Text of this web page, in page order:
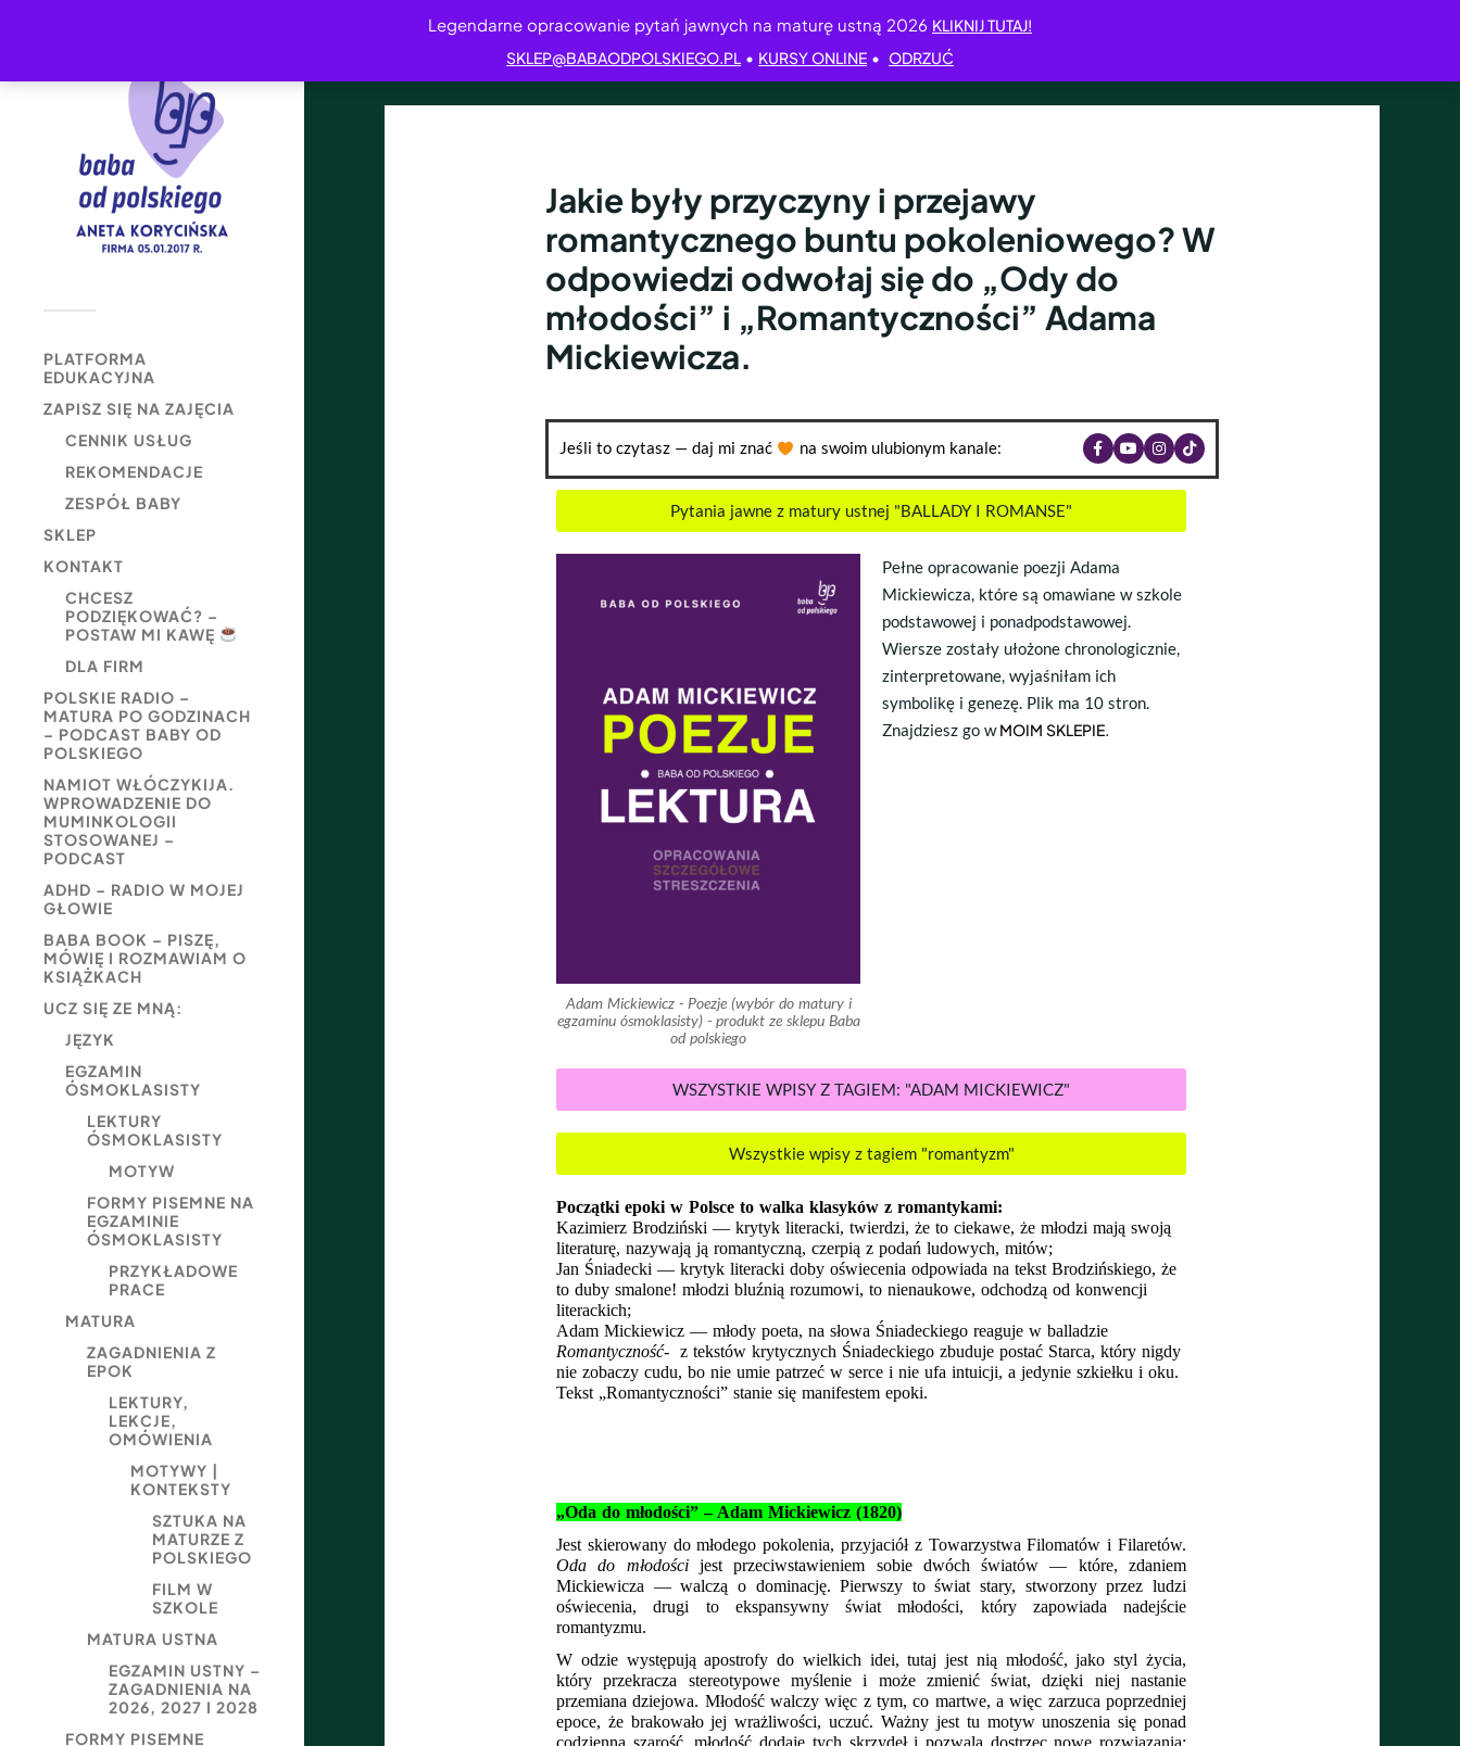
Legendarne opracowanie pytań jawnych na maturę ustną 2026 KLIKNIJ TUTAJ!
SKLEP@BABAODPOLSKIEGO.PL • KURSY ONLINE • ODRZUĆ
PLATFORMA
EDUKACYJNA
ZAPISZ SIĘ NA ZAJĘCIA
CENNIK USŁUG
REKOMENDACJE
ZESPÓŁ BABY
SKLEP
KONTAKT
CHCESZ
PODZIĘKOWAĆ? –
POSTAW MI KAWĘ
DLA FIRM
POLSKIE RADIO –
MATURA PO GODZINACH
– PODCAST BABY OD
POLSKIEGO
NAMIOT WŁÓCZYKIJA.
WPROWADZENIE DO
MUMINKOLOGII
STOSOWANEJ –
PODCAST
ADHD – RADIO W MOJEJ
GŁOWIE
BABA BOOK – PISZĘ,
MÓWIĘ I ROZMAWIAM O
KSIĄŻKACH
UCZ SIĘ ZE MNĄ:
JĘZYK
EGZAMIN
ÓSMOKLASISTY
LEKTURY
ÓSMOKLASISTY
MOTYW
FORMY PISEMNE NA
EGZAMINIE
ÓSMOKLASISTY
PRZYKŁADOWE
PRACE
MATURA
ZAGADNIENIA Z
EPOK
LEKTURY,
LEKCJE,
OMÓWIENIA
MOTYWY |
KONTEKSTY
SZTUKA NA
MATURZE Z
POLSKIEGO
FILM W
SZKOLE
MATURA USTNA
EGZAMIN USTNY –
ZAGADNIENIA NA
2026, 2027 I 2028
FORMY PISEMNE
Jakie były przyczyny i przejawy
romantycznego buntu pokoleniowego? W
odpowiedzi odwołaj się do „Ody do
młodości” i „Romantyczności” Adama
Mickiewicza.
Jeśli to czytasz — daj mi znać na swoim ulubionym kanale:
Pytania jawne z matury ustnej "BALLADY I ROMANSE"
Adam Mickiewicz - Poezje (wybór do matury i
egzaminu ósmoklasisty) - produkt ze sklepu Baba
od polskiego
Pełne opracowanie poezji Adama
Mickiewicza, które są omawiane w szkole
podstawowej i ponadpodstawowej.
Wiersze zostały ułożone chronologicznie,
zinterpretowane, wyjaśniłam ich
symbolikę i genezę. Plik ma 10 stron.
Znajdziesz go w MOIM SKLEPIE.
WSZYSTKIE WPISY Z TAGIEM: "ADAM MICKIEWICZ"
Wszystkie wpisy z tagiem "romantyzm"
Początki epoki w Polsce to walka klasyków z romantykami:
Kazimierz Brodziński — krytyk literacki, twierdzi, że to ciekawe, że młodzi mają swoją
literaturę, nazywają ją romantyczną, czerpią z podań ludowych, mitów;
Jan Śniadecki — krytyk literacki doby oświecenia odpowiada na tekst Brodzińskiego, że
to duby smalone! młodzi bluźnią rozumowi, to nienaukowe, odchodzą od konwencji
literackich;
Romantyczność- z tekstów krytycznych Śniadeckiego zbuduje postać Starca, który nigdy
nie zobaczy cudu, bo nie umie patrzeć w serce i nie ufa intuicji, a jedynie szkiełku i oku.
Tekst „Romantyczności” stanie się manifestem epoki.
„Oda do młodości” – Adam Mickiewicz (1820)
Oda do młodości jest przeciwstawieniem sobie dwóch światów — które, zdaniem
Mickiewicza — walczą o dominację. Pierwszy to świat stary, stworzony przez ludzi
oświecenia, drugi to ekspansywny świat młodości, który zapowiada nadejście
romantyzmu.
W odzie występują apostrofy do wielkich idei, tutaj jest nią młodość, jako styl życia,
który przekracza stereotypowe myślenie i może zmienić świat, dzięki niej nastanie
przemiana dziejowa. Młodość walczy więc z tym, co martwe, a więc zarzuca poprzedniej
epoce, że brakowało jej wrażliwości, uczuć. Ważny jest tu motyw unoszenia się ponad
codzienną szarość, młodość dodaje tych skrzydeł i pozwala dostrzec nowe rozwiązania: